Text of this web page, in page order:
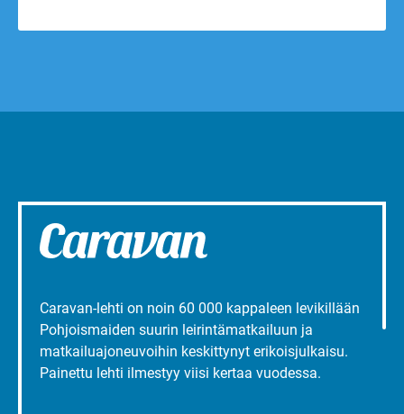
Caravan-lehti on noin 60 000 kappaleen levikillään
Pohjoismaiden suurin leirintämatkailuun ja
matkailuajoneuvoihin keskittynyt erikoisjulkaisu.
Painettu lehti ilmestyy viisi kertaa vuodessa.